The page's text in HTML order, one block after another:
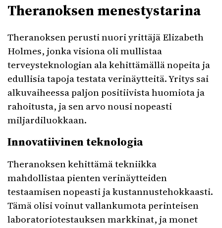
Theranoksen menestystarina
Theranoksen perusti nuori yrittäjä Elizabeth
Holmes, jonka visiona oli mullistaa
terveysteknologian ala kehittämällä nopeita ja
edullisia tapoja testata verinäytteitä. Yritys sai
alkuvaiheessa paljon positiivista huomiota ja
rahoitusta, ja sen arvo nousi nopeasti
miljardiluokkaan.
Innovatiivinen teknologia
Theranoksen kehittämä tekniikka
mahdollistaa pienten verinäytteiden
testaamisen nopeasti ja kustannustehokkaasti.
Tämä olisi voinut vallankumota perinteisen
laboratoriotestauksen markkinat, ja monet